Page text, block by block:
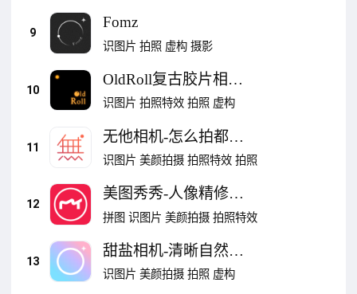
9
Fomz
识图片 拍照 虚构 摄影
10
OldRoll复古胶片相
机-拍立得胶卷
识图片 拍照特效 拍照 虚构
11
无他相机-怎么拍都好
看
识图片 美颜拍摄 拍照特效 拍照
12
美图秀秀-人像精修工
具
拼图 识图片 美颜拍摄 拍照特效
13
甜盐相机-清晰自然不
吃妆
识图片 美颜拍摄 拍照 虚构